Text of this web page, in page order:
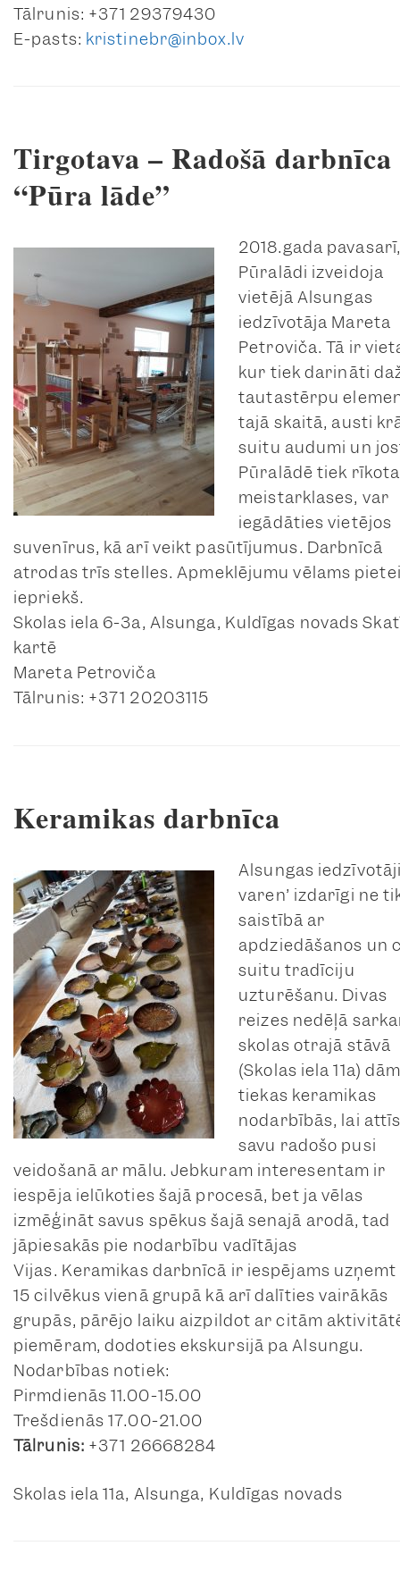
Tālrunis: +371 29379430
E-pasts: kristinebr@inbox.lv
Tirgotava – Radošā darbnīca
“Pūra lāde”
2018.gada
Pūralādi izveidoja
vietējā Alsungas
iedzīvotāja Mareta
Petroviča. Tā ir
kur tiek darināti
tautastērpu
tajā skaitā, austi
suitu audumi un
Pūralādē tiek
meistarklases, var
iegādāties vietējos
suvenīrus, kā arī veikt pasūtījumus. Darbnīcā
atrodas trīs stelles. Apmeklējumu vēlams
iepriekš.
Skolas iela 6-3a, Alsunga, Kuldīgas novads
kartē
Mareta Petroviča
Tālrunis: +371 20203115
Keramikas darbnīca
Alsungas
varen’ izdarīgi ne
saistībā ar
apdziedāšanos un
suitu tradīciju
uzturēšanu. Divas
reizes nedēļā
skolas otrajā stāvā
(Skolas iela 11a)
tiekas keramikas
nodarbībās, lai
savu radošo pusi
veidošanā ar mālu. Jebkuram interesentam ir
iespēja ielūkoties šajā procesā, bet ja vēlas
izmēģināt savus spēkus šajā senajā arodā, tad
jāpiesakās pie nodarbību vadītājas
Vijas. Keramikas darbnīcā ir iespējams uzņemt
15 cilvēkus vienā grupā kā arī dalīties vairākās
grupās, pārējo laiku aizpildot ar citām
piemēram, dodoties ekskursijā pa Alsungu.
Nodarbības notiek:
Pirmdienās 11.00-15.00
Trešdienās 17.00-21.00
Tālrunis: +371 26668284
Skolas iela 11a, Alsunga, Kuldīgas novads